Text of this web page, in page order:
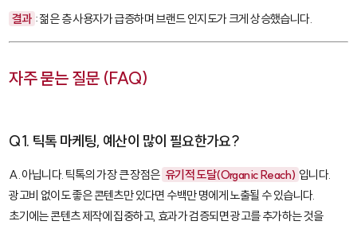
결과 : 젊은 층 사용자가 급증하며 브랜드 인지도가 크게 상승했습니다.
자주 묻는 질문 (FAQ)
Q1. 틱톡 마케팅, 예산이 많이 필요한가요?
A. 아닙니다. 틱톡의 가장 큰 장점은 유기적 도달(Organic Reach) 입니다.
광고비 없이도 좋은 콘텐츠만 있다면 수백만 명에게 노출될 수 있습니다.
초기에는 콘텐츠 제작에 집중하고, 효과가 검증되면 광고를 추가하는 것을